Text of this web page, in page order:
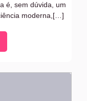
é, sem dúvida, um
moderna,[…]